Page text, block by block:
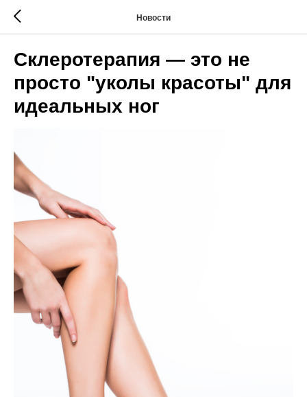
Новости
Склеротерапия — это не
просто "уколы красоты" для
идеальных ног